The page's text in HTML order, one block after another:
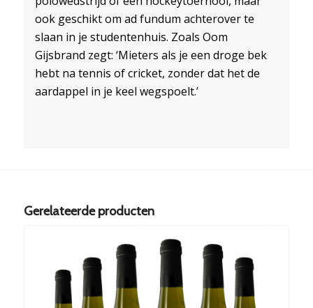
ook geschikt om ad fundum achterover te
slaan in je studentenhuis. Zoals Oom
Gijsbrand zegt: ‘Mieters als je een droge bek
hebt na tennis of cricket, zonder dat het de
aardappel in je keel wegspoelt.’
Gerelateerde producten